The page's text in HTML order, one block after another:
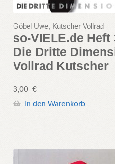
Göbel Uwe, Kutscher Vollrad
so-VIELE.de Heft
Die Dritte
Vollrad Kutscher
3,00 €
In den Warenkorb